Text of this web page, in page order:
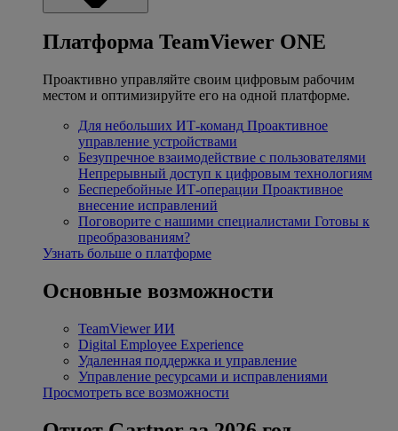
Платформа TeamViewer ONE
Проактивно управляйте своим цифровым рабочим
местом и оптимизируйте его на одной платформе.
Для небольших ИТ-команд Проактивное
управление устройствами
Безупречное взаимодействие с пользователями
Непрерывный доступ к цифровым технологиям
Бесперебойные ИТ-операции Проактивное
внесение исправлений
Поговорите с нашими специалистами Готовы к
преобразованиям?
Узнать больше о платформе
Основные возможности
TeamViewer ИИ
Digital Employee Experience
Удаленная поддержка и управление
Управление ресурсами и исправлениями
Просмотреть все возможности